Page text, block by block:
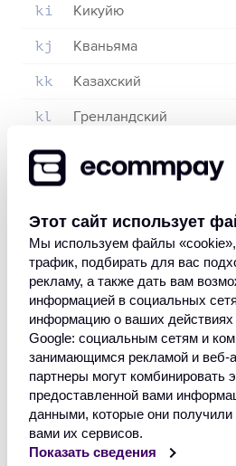
Этот сайт использует
Мы используем файлы
трафик, подбирать для вас
рекламу, а также дать вам
информацией в социальных
информацию о ваших действиях
Google: социальным сетям и
занимающимся рекламой и веб-
партнеры могут комбинировать
предоставленной вами
данными, которые они получили
вами их сервисов.
Показать сведения
ki Кикуйю
kj Кваньяма
kk Казахский
kl Гренландский
km
kn
ko Корейский
kr Канури
ks Кашмирский
ku Курдский
kv Коми
kw Корнский
ky Кыргызский (киргизский)